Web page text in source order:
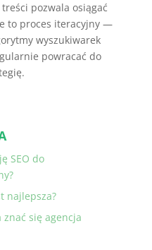
pozwala osiągać
to proces iteracyjny —
wyszukiwarek
powracać do
SEO do
najlepsza?
się agencja